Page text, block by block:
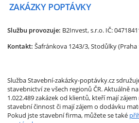
ZAKÁZKY POPTÁVKY
Službu provozuje: B2Invest, s.r.o. IČ:
Kontakt: Šafránkova 1243/3, Stodůlky (Praha
Služba Stavební-zakázky-poptávky.cz
stavebnictví ze všech regionů ČR. Aktuálně
1.022.489 zakázek od klientů, kteří mají
stavební činnost či mají zájem o dodávku
Pokud jste stavební firma, můžete se také